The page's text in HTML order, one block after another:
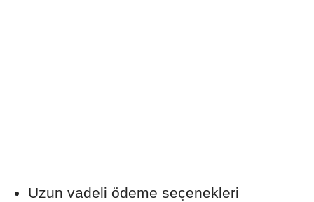
Uzun vadeli ödeme seçenekleri